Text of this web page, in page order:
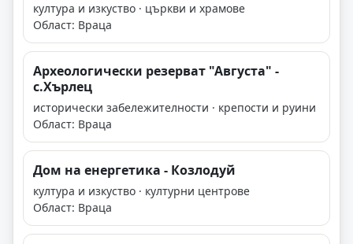
култура и изкуство · църкви и храмове
Област: Враца
Археологически резерват "Августа" -
с.Хърлец
исторически забележителности · крепости и руини
Област: Враца
Дом на енергетика - Козлодуй
култура и изкуство · културни центрове
Област: Враца